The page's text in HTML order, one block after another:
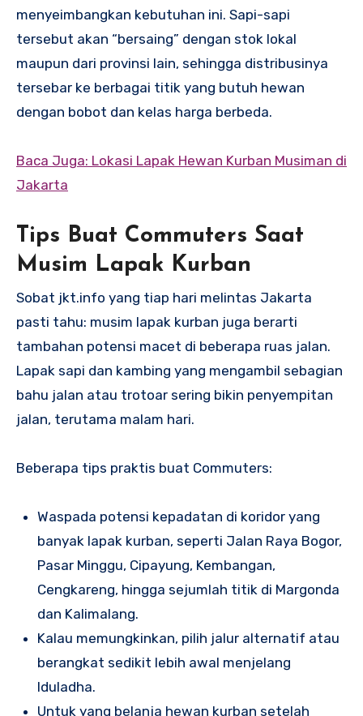
menyeimbangkan kebutuhan ini. Sapi-sapi
tersebut akan “bersaing” dengan stok lokal
maupun dari provinsi lain, sehingga distribusinya
tersebar ke berbagai titik yang butuh hewan
dengan bobot dan kelas harga berbeda.
Baca Juga: Lokasi Lapak Hewan Kurban Musiman di
Jakarta
Tips Buat Commuters Saat
Musim Lapak Kurban
Sobat jkt.info yang tiap hari melintas Jakarta
pasti tahu: musim lapak kurban juga berarti
tambahan potensi macet di beberapa ruas jalan.
Lapak sapi dan kambing yang mengambil sebagian
bahu jalan atau trotoar sering bikin penyempitan
jalan, terutama malam hari.
Beberapa tips praktis buat Commuters:
Waspada potensi kepadatan di koridor yang
banyak lapak kurban, seperti Jalan Raya Bogor,
Pasar Minggu, Cipayung, Kembangan,
Cengkareng, hingga sejumlah titik di Margonda
dan Kalimalang.
Kalau memungkinkan, pilih jalur alternatif atau
berangkat sedikit lebih awal menjelang
Iduladha.
Untuk yang belanja hewan kurban setelah